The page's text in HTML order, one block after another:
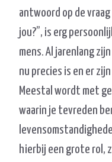
antwoord op de
jou?”, is erg
mens. Al jarenlang
nu precies is en er
Meestal wordt met
waarin je tevreden
hierbij een grote rol,